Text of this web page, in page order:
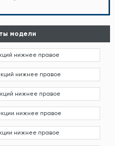
модели
нижнее правое
нижнее правое
нижнее правое
нижнее правое
нижнее правое